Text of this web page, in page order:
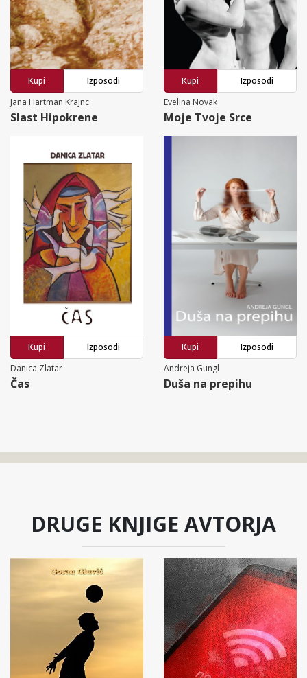
Kupi
Izposodi
Jana Hartman Krajnc
Slast Hipokrene
Kupi
Izposodi
Evelina Novak
Moje Tvoje Srce
Kupi
Izposodi
Danica Zlatar
Čas
Kupi
Izposodi
Andreja Gungl
Duša na prepihu
DRUGE KNJIGE AVTORJA